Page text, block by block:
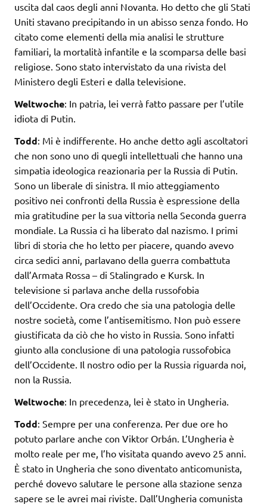
uscita dal caos degli anni Novanta. Ho detto che gli Stati
Uniti stavano precipitando in un abisso senza fondo. Ho
citato come elementi della mia analisi le strutture
familiari, la mortalità infantile e la scomparsa delle basi
religiose. Sono stato intervistato da una rivista del
Ministero degli Esteri e dalla televisione.
Weltwoche: In patria, lei verrà fatto passare per l’utile
idiota di Putin.
Todd: Mi è indifferente. Ho anche detto agli ascoltatori
che non sono uno di quegli intellettuali che hanno una
simpatia ideologica reazionaria per la Russia di Putin.
Sono un liberale di sinistra. Il mio atteggiamento
positivo nei confronti della Russia è espressione della
mia gratitudine per la sua vittoria nella Seconda guerra
mondiale. La Russia ci ha liberato dal nazismo. I primi
libri di storia che ho letto per piacere, quando avevo
circa sedici anni, parlavano della guerra combattuta
dall’Armata Rossa – di Stalingrado e Kursk. In
televisione si parlava anche della russofobia
dell’Occidente. Ora credo che sia una patologia delle
nostre società, come l’antisemitismo. Non può essere
giustificata da ciò che ho visto in Russia. Sono infatti
giunto alla conclusione di una patologia russofobica
dell’Occidente. Il nostro odio per la Russia riguarda noi,
non la Russia.
Weltwoche: In precedenza, lei è stato in Ungheria.
Todd: Sempre per una conferenza. Per due ore ho
potuto parlare anche con Viktor Orbán. L’Ungheria è
molto reale per me, l’ho visitata quando avevo 25 anni.
È stato in Ungheria che sono diventato anticomunista,
perché dovevo salutare le persone alla stazione senza
sapere se le avrei mai riviste. Dall’Ungheria comunista